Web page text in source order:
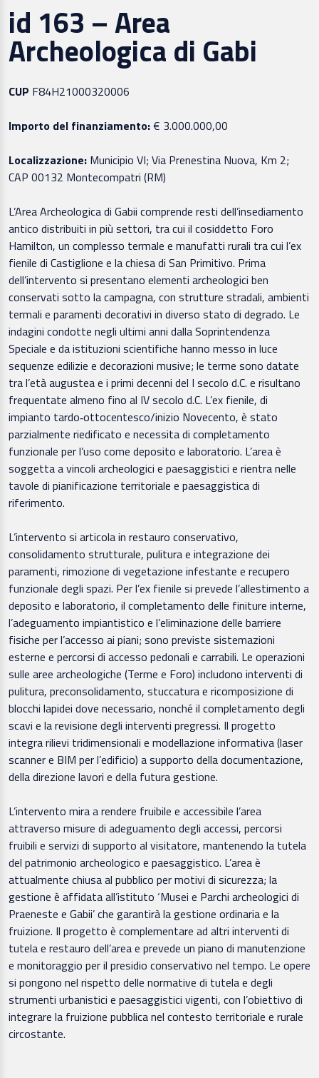
id 163 – Area
Archeologica di Gabi
CUP F84H21000320006
Importo del finanziamento:€ 3.000.000,00
Localizzazione: Municipio VI; Via Prenestina Nuova, Km 2;
CAP 00132 Montecompatri (RM)
L’Area Archeologica di Gabii comprende resti dell’insediamento
antico distribuiti in più settori, tra cui il cosiddetto Foro
Hamilton, un complesso termale e manufatti rurali tra cui l’ex
fienile di Castiglione e la chiesa di San Primitivo. Prima
dell’intervento si presentano elementi archeologici ben
conservati sotto la campagna, con strutture stradali, ambienti
termali e paramenti decorativi in diverso stato di degrado. Le
indagini condotte negli ultimi anni dalla Soprintendenza
Speciale e da istituzioni scientifiche hanno messo in luce
sequenze edilizie e decorazioni musive; le terme sono datate
tra l’età augustea e i primi decenni del I secolo d.C. e risultano
frequentate almeno fino al IV secolo d.C. L’ex fienile, di
impianto tardo‑ottocentesco/inizio Novecento, è stato
parzialmente riedificato e necessita di completamento
funzionale per l’uso come deposito e laboratorio. L’area è
soggetta a vincoli archeologici e paesaggistici e rientra nelle
tavole di pianificazione territoriale e paesaggistica di
riferimento.
L’intervento si articola in restauro conservativo,
consolidamento strutturale, pulitura e integrazione dei
paramenti, rimozione di vegetazione infestante e recupero
funzionale degli spazi. Per l’ex fienile si prevede l’allestimento a
deposito e laboratorio, il completamento delle finiture interne,
l’adeguamento impiantistico e l’eliminazione delle barriere
fisiche per l’accesso ai piani; sono previste sistemazioni
esterne e percorsi di accesso pedonali e carrabili. Le operazioni
sulle aree archeologiche (Terme e Foro) includono interventi di
pulitura, preconsolidamento, stuccatura e ricomposizione di
blocchi lapidei dove necessario, nonché il completamento degli
scavi e la revisione degli interventi pregressi. Il progetto
integra rilievi tridimensionali e modellazione informativa (laser
scanner e BIM per l’edificio) a supporto della documentazione,
della direzione lavori e della futura gestione.
L’intervento mira a rendere fruibile e accessibile l’area
attraverso misure di adeguamento degli accessi, percorsi
fruibili e servizi di supporto al visitatore, mantenendo la tutela
del patrimonio archeologico e paesaggistico. L’area è
attualmente chiusa al pubblico per motivi di sicurezza; la
gestione è affidata all’istituto ‘Musei e Parchi archeologici di
Praeneste e Gabii’ che garantirà la gestione ordinaria e la
fruizione. Il progetto è complementare ad altri interventi di
tutela e restauro dell’area e prevede un piano di manutenzione
e monitoraggio per il presidio conservativo nel tempo. Le opere
si pongono nel rispetto delle normative di tutela e degli
strumenti urbanistici e paesaggistici vigenti, con l’obiettivo di
integrare la fruizione pubblica nel contesto territoriale e rurale
circostante.